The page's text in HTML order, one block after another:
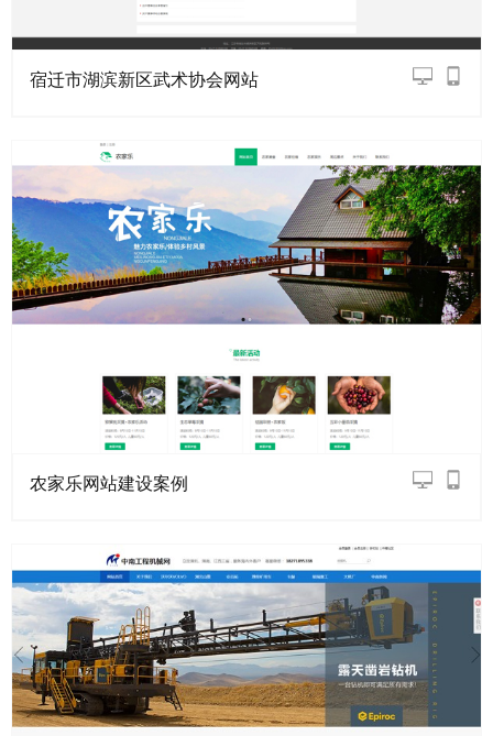
宿迁市湖滨新区武术协会网站
农家乐网站建设案例